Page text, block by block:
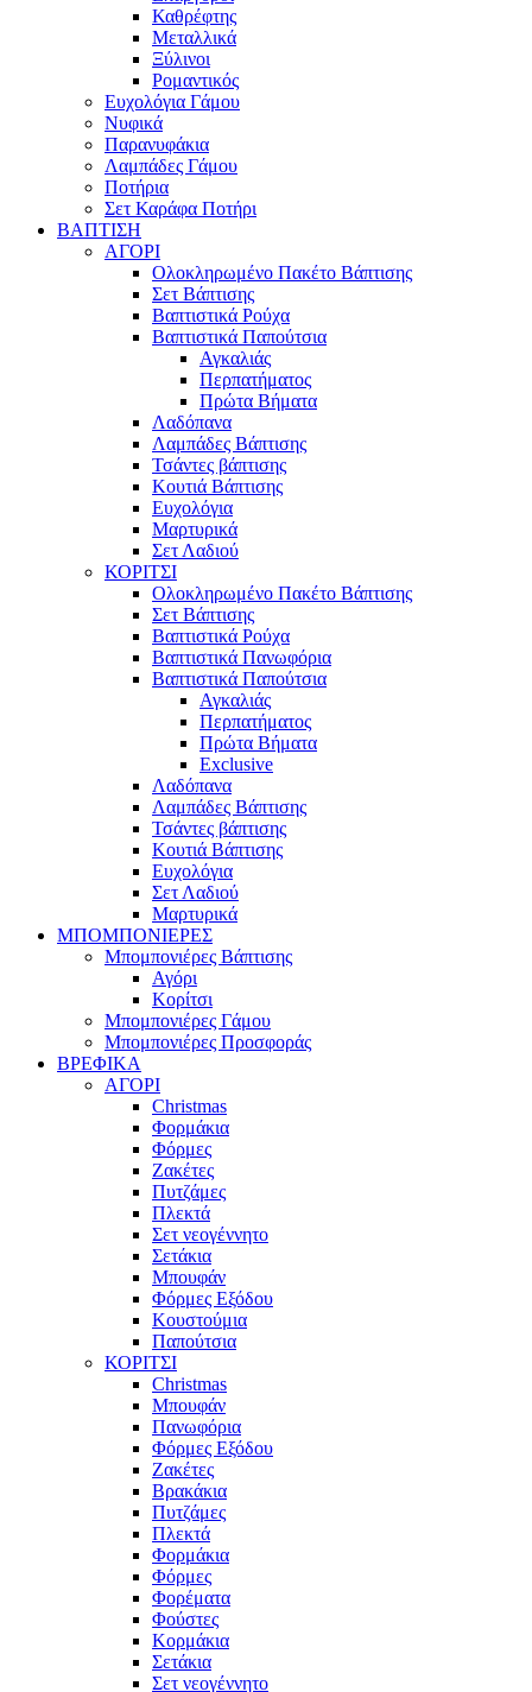
Καθρέφτης
Μεταλλικά
Ξύλινοι
Ρομαντικός
Ευχολόγια Γάμου
Νυφικά
Παρανυφάκια
Λαμπάδες Γάμου
Ποτήρια
Σετ Καράφα Ποτήρι
ΒΑΠΤΙΣΗ
ΑΓΟΡΙ
Ολοκληρωμένο Πακέτο Βάπτισης
Σετ Βάπτισης
Βαπτιστικά Ρούχα
Βαπτιστικά Παπούτσια
Αγκαλιάς
Περπατήματος
Πρώτα Βήματα
Λαδόπανα
Λαμπάδες Βάπτισης
Τσάντες βάπτισης
Κουτιά Βάπτισης
Ευχολόγια
Μαρτυρικά
Σετ Λαδιού
ΚΟΡΙΤΣΙ
Ολοκληρωμένο Πακέτο Βάπτισης
Σετ Βάπτισης
Βαπτιστικά Ρούχα
Βαπτιστικά Πανωφόρια
Βαπτιστικά Παπούτσια
Αγκαλιάς
Περπατήματος
Πρώτα Βήματα
Exclusive
Λαδόπανα
Λαμπάδες Βάπτισης
Τσάντες βάπτισης
Κουτιά Βάπτισης
Ευχολόγια
Σετ Λαδιού
Μαρτυρικά
ΜΠΟΜΠΟΝΙΕΡΕΣ
Μπομπονιέρες Βάπτισης
Αγόρι
Κορίτσι
Μπομπονιέρες Γάμου
Μπομπονιέρες Προσφοράς
ΒΡΕΦΙΚΑ
ΑΓΟΡΙ
Christmas
Φορμάκια
Φόρμες
Ζακέτες
Πυτζάμες
Πλεκτά
Σετ νεογέννητο
Σετάκια
Μπουφάν
Φόρμες Εξόδου
Κουστούμια
Παπούτσια
ΚΟΡΙΤΣΙ
Christmas
Μπουφάν
Πανωφόρια
Φόρμες Εξόδου
Ζακέτες
Βρακάκια
Πυτζάμες
Πλεκτά
Φορμάκια
Φόρμες
Φορέματα
Φούστες
Κορμάκια
Σετάκια
Σετ νεογέννητο